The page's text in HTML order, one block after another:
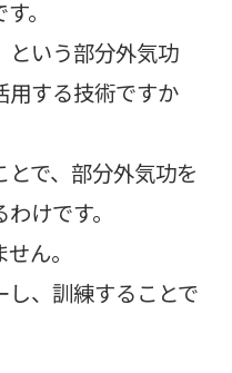
。
という部分外気功
用する技術ですか
で、部分外気功を
けです。
ん。
、訓練することで